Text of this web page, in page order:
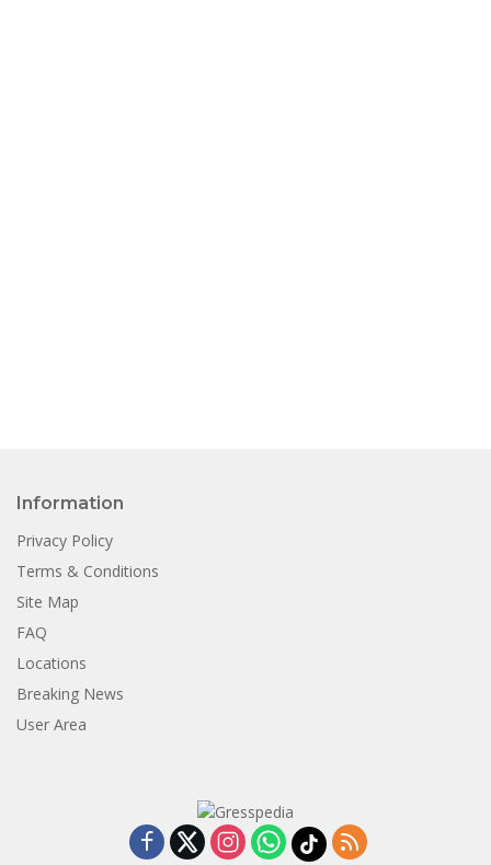
Information
Privacy Policy
Terms & Conditions
Site Map
FAQ
Locations
Breaking News
User Area